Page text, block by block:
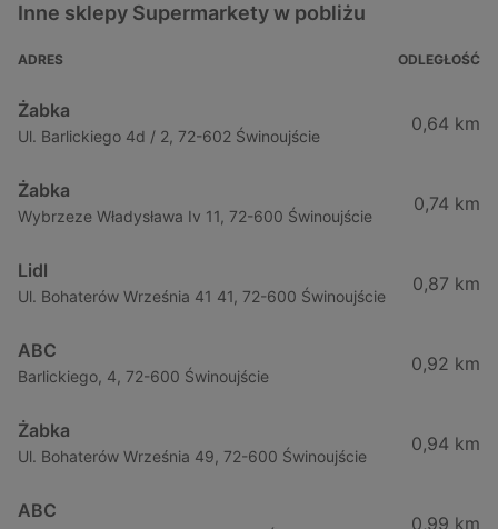
Inne sklepy Supermarkety w pobliżu
ADRES ODLEGŁOŚĆ
Żabka
Ul. Barlickiego 4d / 2, 72-602 Świnoujście
0,64 km
Żabka
Wybrzeze Władysława Iv 11, 72-600 Świnoujście
0,74 km
Lidl
Ul. Bohaterów Września 41 41, 72-600 Świnoujście
0,87 km
ABC
Barlickiego, 4, 72-600 Świnoujście
0,92 km
Żabka
Ul. Bohaterów Września 49, 72-600 Świnoujście
0,94 km
ABC
0,99 km